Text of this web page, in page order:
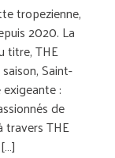
tropezienne,
2020. La
titre, THE
Saint-
:
de
travers THE